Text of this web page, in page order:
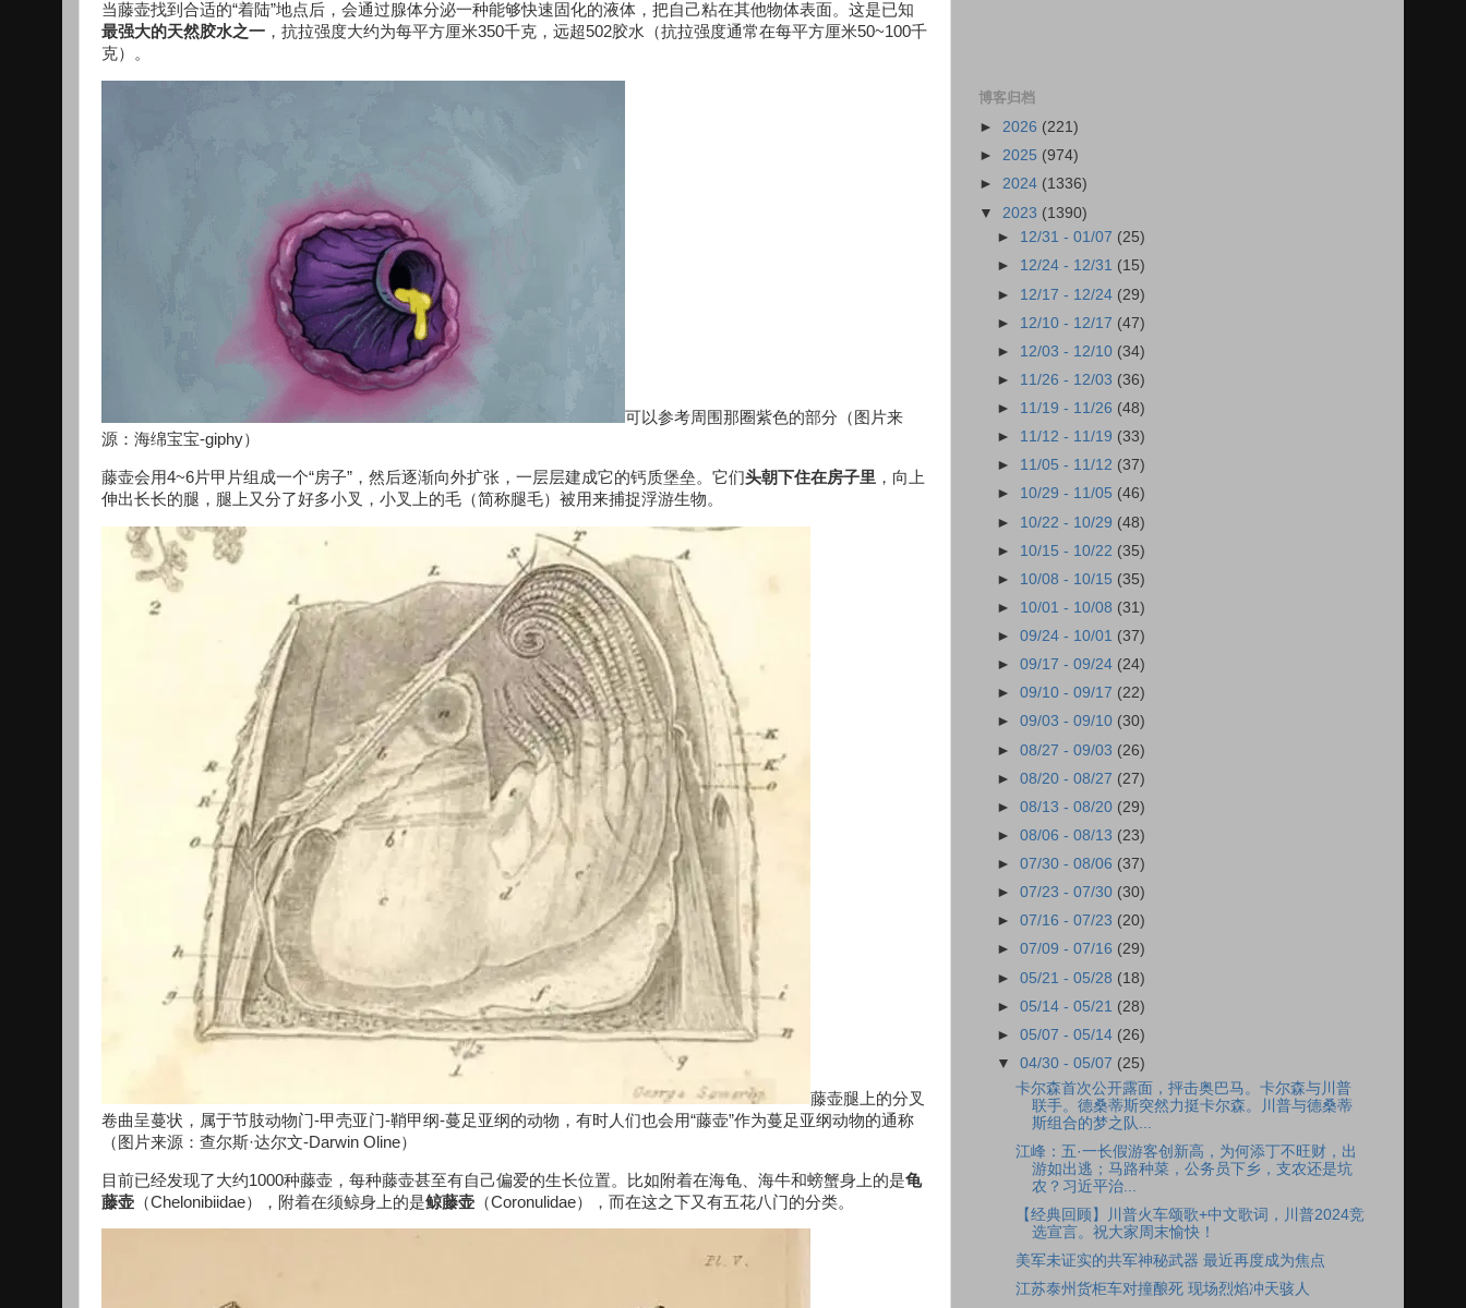
当藤壶找到合适的“着陆”地点后，会通过腺体分泌一种能够快速固化的液体，把自己粘在其他物体表面。这是已知
最强大的天然胶水之一 ，抗拉强度大约为每平方厘米350千克，远超502胶水（抗拉强度通常在每平方厘米50~100千
克）。
可以参考周围那圈紫色的部分（图片来
源：海绵宝宝-giphy）
藤壶会用4~6片甲片组成一个“房子”，然后逐渐向外扩张，一层层建成它的钙质堡垒。它们头朝下住在房子里 ，向上
伸出长长的腿，腿上又分了好多小叉，小叉上的毛（简称腿毛）被用来捕捉浮游生物。
藤壶腿上的分叉
卷曲呈蔓状，属于节肢动物门-甲壳亚门-鞘甲纲-蔓足亚纲的动物，有时人们也会用“藤壶”作为蔓足亚纲动物的通称
（图片来源：查尔斯·达尔文-Darwin Oline）
目前已经发现了大约1000种藤壶，每种藤壶甚至有自己偏爱的生长位置。比如附着在海龟、海牛和螃蟹身上的是龟
藤壶 （Chelonibiidae），附着在须鲸身上的是鲸藤壶 （Coronulidae），而在这之下又有五花八门的分类。
博客归档
► 2026 (221)
► 2025 (974)
► 2024 (1336)
▼ 2023 (1390)
► 12/31 - 01/07 (25)
► 12/24 - 12/31 (15)
► 12/17 - 12/24 (29)
► 12/10 - 12/17 (47)
► 12/03 - 12/10 (34)
► 11/26 - 12/03 (36)
► 11/19 - 11/26 (48)
► 11/12 - 11/19 (33)
► 11/05 - 11/12 (37)
► 10/29 - 11/05 (46)
► 10/22 - 10/29 (48)
► 10/15 - 10/22 (35)
► 10/08 - 10/15 (35)
► 10/01 - 10/08 (31)
►09/24 - 10/01 (37)
►09/17 - 09/24 (24)
►09/10 - 09/17 (22)
►09/03 - 09/10 (30)
►08/27 - 09/03 (26)
►08/20 - 08/27 (27)
►08/13 - 08/20 (29)
►08/06 - 08/13 (23)
►07/30 - 08/06 (37)
►07/23 - 07/30 (30)
►07/16 - 07/23 (20)
►07/09 - 07/16 (29)
►05/21 - 05/28 (18)
►05/14 - 05/21 (28)
►05/07 - 05/14 (26)
▼04/30 - 05/07 (25)
卡尔森首次公开露面，抨击奥巴马。卡尔森与川普
联手。德桑蒂斯突然力挺卡尔森。川普与德桑蒂
斯组合的梦之队...
江峰：五·一长假游客创新高，为何添丁不旺财，出
游如出逃；马路种菜，公务员下乡，支农还是坑
农？习近平治...
【经典回顾】川普火车颂歌+中文歌词，川普2024竞
选宣言。祝大家周末愉快！
美军未证实的共军神秘武器 最近再度成为焦点
江苏泰州货柜车对撞酿死 现场烈焰冲天骇人